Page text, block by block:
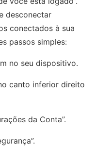
desconectar
conectados à sua
passos simples:
no seu dispositivo.
canto inferior direito
da Conta”.